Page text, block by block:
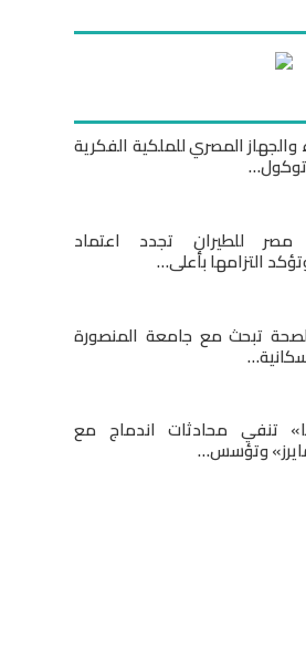
والجهاز المصري للملكية الفكرية
للطيران تجدد اعتماد
الصحة تبحث مع جامعة المنصورة
تنفي محادثات اندماج مع
وتؤسس…